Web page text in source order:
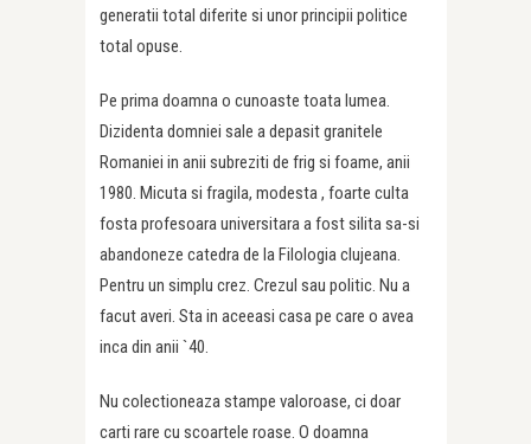
generatii total diferite si unor principii politice
total opuse.
Pe prima doamna o cunoaste toata lumea.
Dizidenta domniei sale a depasit granitele
Romaniei in anii subreziti de frig si foame, anii
1980. Micuta si fragila, modesta , foarte culta
fosta profesoara universitara a fost silita sa-si
abandoneze catedra de la Filologia clujeana.
Pentru un simplu crez. Crezul sau politic. Nu a
facut averi. Sta in aceeasi casa pe care o avea
inca din anii `40.
Nu colectioneaza stampe valoroase, ci doar
carti rare cu scoartele roase. O doamna